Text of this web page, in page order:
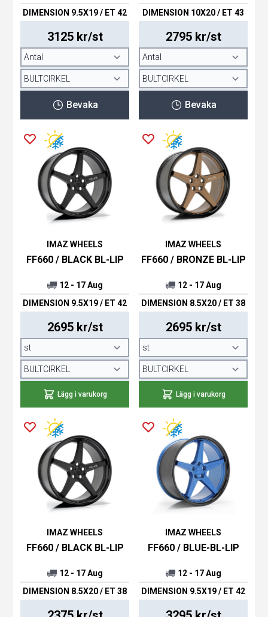
DIMENSION 9.5X19 / ET 42
3125 kr/st
Bevaka
DIMENSION 10X20 / ET 43
2795 kr/st
Bevaka
IMAZ WHEELS
FF660 / BLACK BL-LIP
12 - 17 Aug
DIMENSION 9.5X19 / ET 42
2695 kr/st
Lägg i varukorg
IMAZ WHEELS
FF660 / BRONZE BL-LIP
12 - 17 Aug
DIMENSION 8.5X20 / ET 38
2695 kr/st
Lägg i varukorg
IMAZ WHEELS
FF660 / BLACK BL-LIP
12 - 17 Aug
DIMENSION 8.5X20 / ET 38
IMAZ WHEELS
FF660 / BLUE-BL-LIP
12 - 17 Aug
DIMENSION 9.5X19 / ET 42